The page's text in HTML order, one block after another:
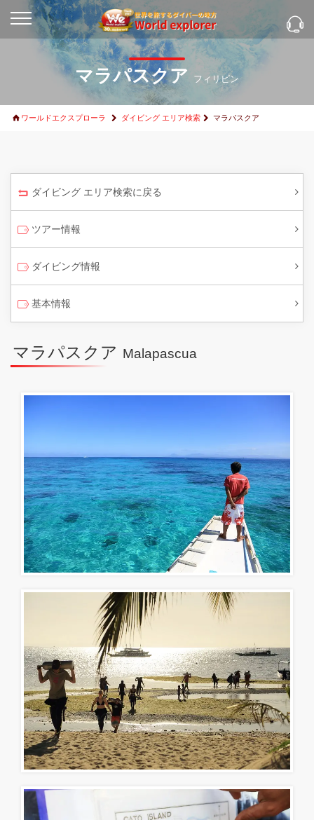
マラパスクア フィリピン
ワールドエクスプローラ ダイビング エリア検索 マラパスクア
ダイビング エリア検索に戻る
ツアー情報
ダイビング情報
基本情報
マラパスクア Malapascua